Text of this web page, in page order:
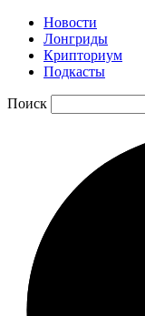
Новости
Лонгриды
Крипториум
Подкасты
Поиск